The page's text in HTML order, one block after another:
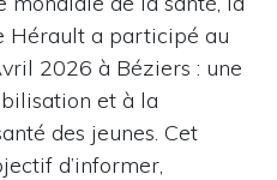
Hérault a participé au
2026 à Béziers : une
et à la
des jeunes. Cet
d’informer,